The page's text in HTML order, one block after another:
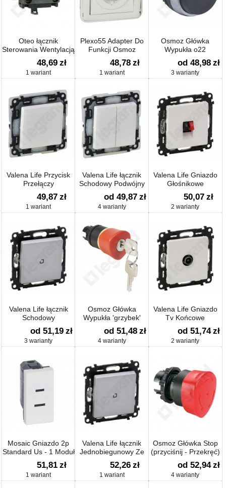
Oteo łącznik
Sterowania Wentylacją
6a-250v~
48,69 zł
1 wariant
Plexo55 Adapter Do
Funkcji Osmoz
48,78 zł
1 wariant
Osmoz Główka
Wypukła o22
od 48,98 zł
3 warianty
Valena Life Przycisk
Przełączy
49,87 zł
1 wariant
Valena Life łącznik
Schodowy Podwójny
10 Ax - 250 V~
od 49,87 zł
4 warianty
Valena Life Gniazdo
Głośnikowe
50,07 zł
2 warianty
Valena Life łącznik
Schodowy
Podświetlany 250 V~
od 51,19 zł
3 warianty
Osmoz Główka
Wypukła 'grzybek'
od 51,48 zł
4 warianty
Valena Life Gniazdo
Tv Końcowe
od 51,74 zł
2 warianty
Mosaic Gniazdo 2p
Standard Us - 1 Moduł
51,81 zł
1 wariant
Valena Life łącznik
Jednobiegunowy Ze
Wskaźnikiem 250 V~
52,26 zł
1 wariant
Osmoz Główka Stop
(przyciśnij - Przekręć)
od 52,94 zł
4 warianty